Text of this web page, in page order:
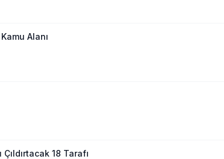
Alanı
18 Tarafı